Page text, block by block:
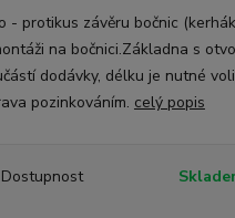
- protikus závěru bočnic
na bočnici.Základna s
dodávky, délku je nutné
pozinkováním. celý popis
Dostupnost